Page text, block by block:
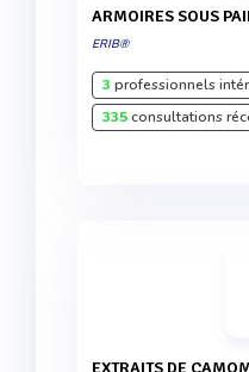
ARMOIRES SOUS
ERIB®
3 professionnels
335consultations
EXTRAITS DE